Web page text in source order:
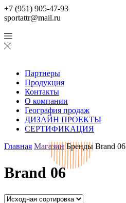
+7 (951) 905-47-93
sportattr@mail.ru
Партнеры
Продукция
Контакты
О компании
География продаж
ДИЗАЙН ПРОЕКТЫ
СЕРТИФИКАЦИЯ
Главная Магазин Бренды Brand 06
Brand 06